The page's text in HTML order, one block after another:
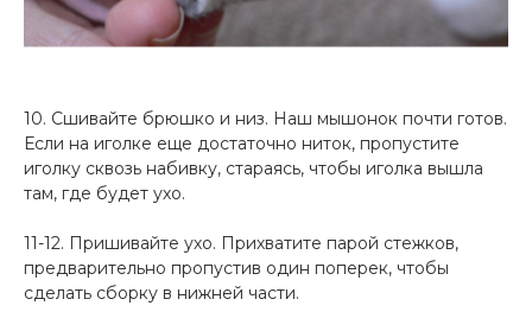
10. Сшивайте брюшко и низ. Наш мышонок почти готов.
Если на иголке еще достаточно ниток, пропустите
иголку сквозь набивку, стараясь, чтобы иголка вышла
там, где будет ухо.
11-12. Пришивайте ухо. Прихватите парой стежков,
предварительно пропустив один поперек, чтобы
сделать сборку в нижней части.